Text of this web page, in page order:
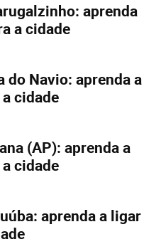
aprenda
a cidade
do Navio: aprenda a
cidade
(AP): aprenda a
cidade
aprenda a ligar